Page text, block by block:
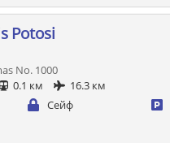
Potosi
No. 1000
0.1 км
16.3 км
Сейф